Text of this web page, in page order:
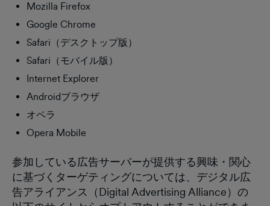
Mozilla Firefox
Google Chrome
Safari（デスクトップ版）
Safari（モバイル版）
Internet Explorer
Androidブラウザ
オペラ
Opera Mobile
参加している広告サーバーが提供する興味・関心
に基づくターゲティングについては、デジタル広
告アライアンス（Digital Advertising Alliance）の